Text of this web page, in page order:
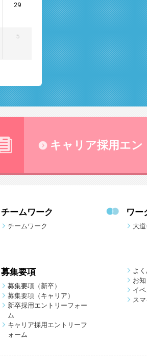
29
5
キャリア採用エン
チームワーク
チームワーク
ワー
大
募集要項
募集要項（新卒）
募集要項（キャリア）
新卒採用エントリーフォー
ム
キャリア採用エントリーフ
ォーム
よ
お
イ
ス